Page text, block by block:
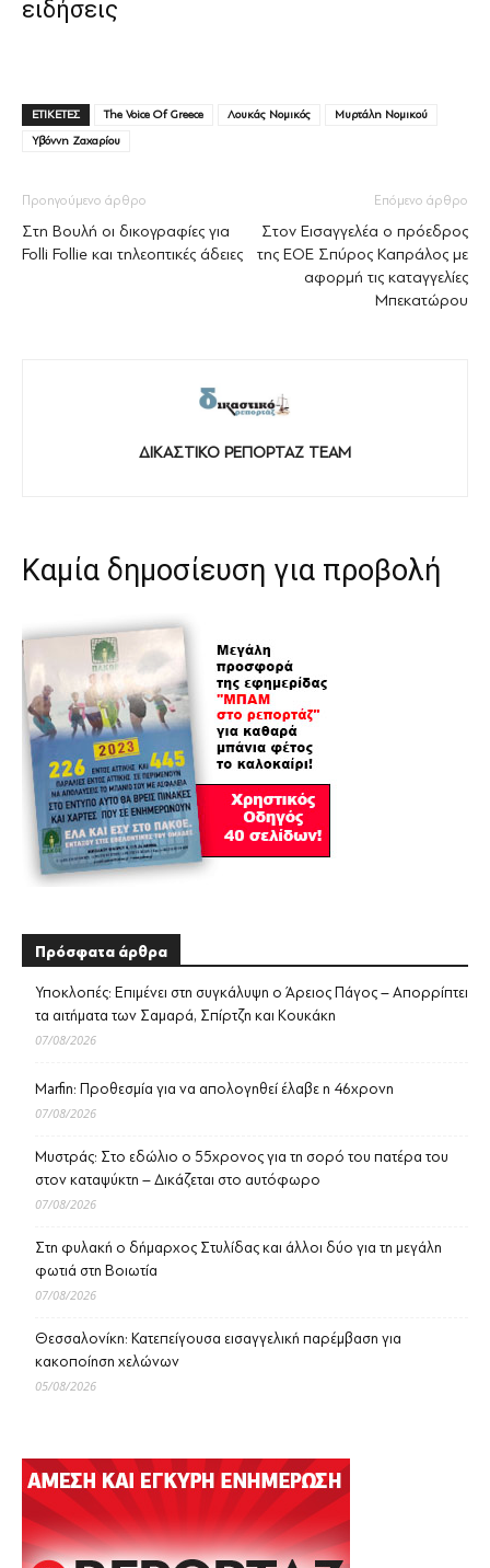
ειδήσεις
ΕΤΙΚΕΤΕΣ The Voice Of Greece Λουκάς Νομικός
Μυρτάλη Νομικού
Υβόννη Ζαχαρίου
Προηγούμενο άρθρο
Στη Βουλή οι δικογραφίες για
Folli Follie και τηλεοπτικές άδειες
Επόμενο άρθρο
Στον Εισαγγελέα ο πρόεδρος
της ΕΟΕ Σπύρος Καπράλος με
αφορμή τις καταγγελίες
Μπεκατώρου
ΔΙΚΑΣΤΙΚΟ ΡΕΠΟΡΤΑΖ TEAM
Καμία δημοσίευση για προβολή
Πρόσφατα άρθρα
Υποκλοπές: Επιμένει στη συγκάλυψη ο Άρειος Πάγος – Απορρίπτει
τα αιτήματα των Σαμαρά, Σπίρτζη και Κουκάκη
07/08/2026
Marfin: Προθεσμία για να απολογηθεί έλαβε η 46χρονη
07/08/2026
Μυστράς: Στο εδώλιο ο 55χρονος για τη σορό του πατέρα του
στον καταψύκτη – Δικάζεται στο αυτόφωρο
07/08/2026
Στη φυλακή ο δήμαρχος Στυλίδας και άλλοι δύο για τη μεγάλη
φωτιά στη Βοιωτία
07/08/2026
Θεσσαλονίκη: Κατεπείγουσα εισαγγελική παρέμβαση για
κακοποίηση χελώνων
05/08/2026